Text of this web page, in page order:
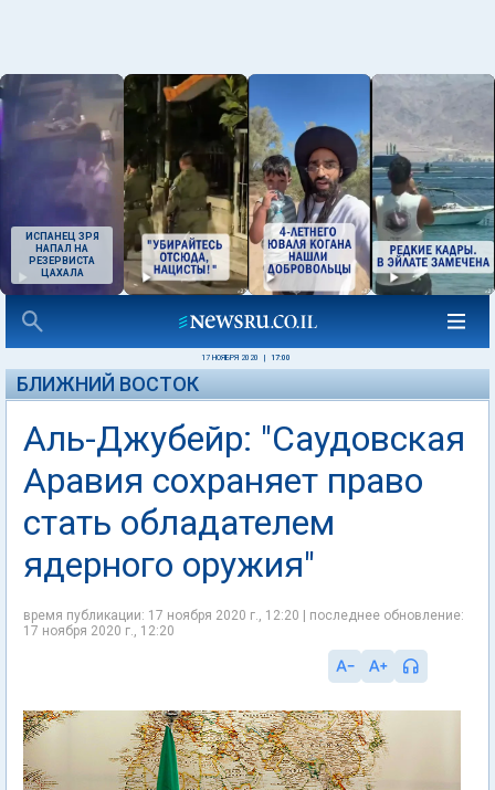
ИСПАНЕЦ ЗРЯ
НАПАЛ НА
РЕЗЕРВИСТА
ЦАХАЛА
17 НОЯБРЯ 2020 17:00
БЛИЖНИЙ ВОСТОК
Аль-Джубейр: "Саудовская
Аравия сохраняет право
стать обладателем
ядерного оружия"
время публикации: 17 ноября 2020 г., 12:20 | последнее обновление:
17 ноября 2020 г., 12:20